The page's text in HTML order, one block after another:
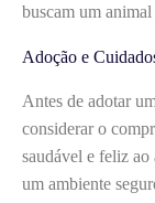
buscam um
Adoção e
Antes de adotar
considerar o
saudável e feliz
um ambiente